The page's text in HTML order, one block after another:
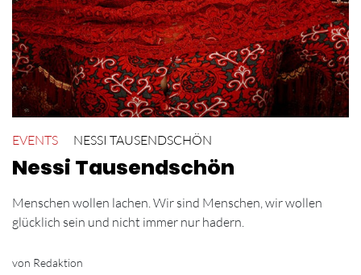
EVENTS NESSI TAUSENDSCHÖN
Nessi Tausendschön
Menschen wollen lachen. Wir sind Menschen, wir wollen
glücklich sein und nicht immer nur hadern.
von Redaktion